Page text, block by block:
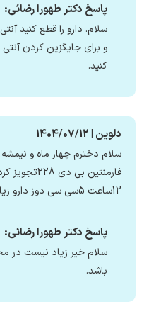
پاسخ دکتر طهورا رضائی:
سلام. دارو را قطع کنید
و برای جایگزین کردن
کنید.
دلوین | 1404/07/12
سلام دخترم چهار ماه و
12ساعت 5سی سی دوز دارو زیاد نیست؟
پاسخ دکتر طهورا رضائی:
سلام خیر زیاد نیست در
باشد.